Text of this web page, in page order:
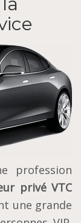
profession
privé VTC
une grande